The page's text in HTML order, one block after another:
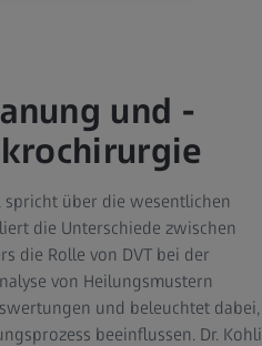
und -
spricht über die wesentlichen
die Unterschiede zwischen
die Rolle von DVT bei der
von Heilungsmustern
und beleuchtet dabei,
beeinflussen. Dr. Kohli